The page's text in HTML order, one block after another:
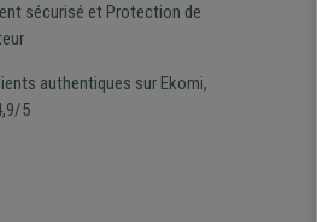
sécurisé et Protection de
authentiques sur Ekomi,
5